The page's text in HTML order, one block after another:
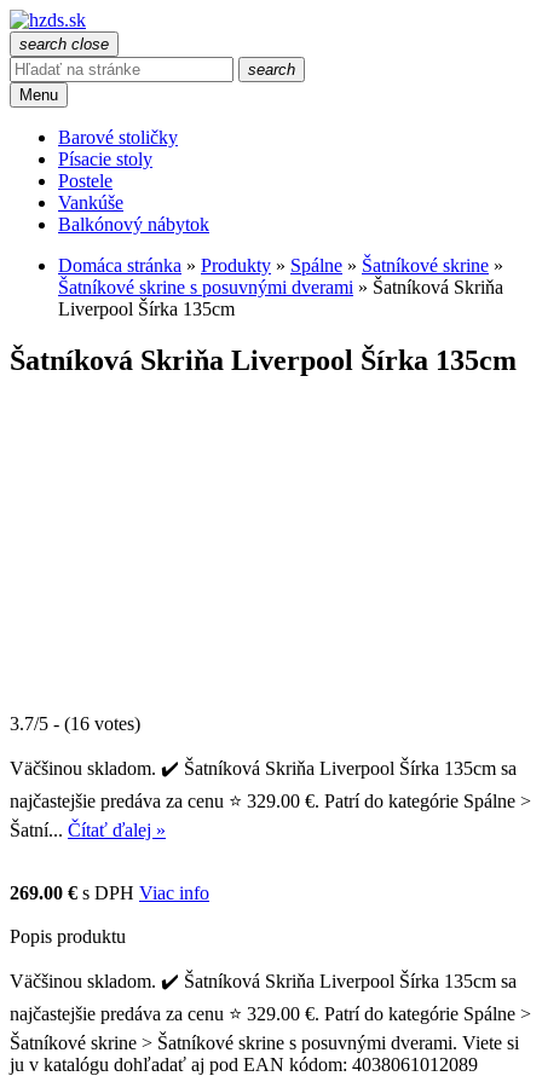
search close
search
Menu
Barové stoličky
Písacie stoly
Postele
Vankúše
Balkónový nábytok
Domáca stránka » Produkty » Spálne » Šatníkové skrine »
Šatníkové skrine s posuvnými dverami » Šatníková Skriňa
Liverpool Šírka 135cm
Šatníková Skriňa Liverpool Šírka 135cm
3.7/5 - (16 votes)
Väčšinou skladom. ✔️ Šatníková Skriňa Liverpool Šírka 135cm sa
najčastejšie predáva za cenu ⭐ 329.00 €. Patrí do kategórie Spálne >
Šatní... Čítať ďalej »
269.00 € s DPH Viac info
Popis produktu
Väčšinou skladom. ✔️ Šatníková Skriňa Liverpool Šírka 135cm sa
najčastejšie predáva za cenu ⭐ 329.00 €. Patrí do kategórie Spálne >
Šatníkové skrine > Šatníkové skrine s posuvnými dverami. Viete si
ju v katalógu dohľadať aj pod EAN kódom: 4038061012089